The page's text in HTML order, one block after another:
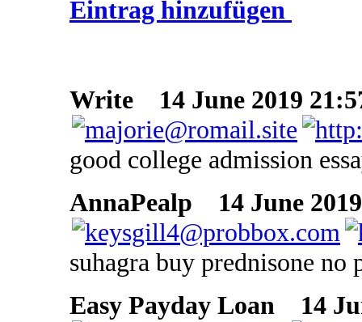
Eintrag hinzufügen
Write 14 June 2019
good college admission
AnnaPealp
14 June
suhagra buy prednisone
Easy Payday Loan
14